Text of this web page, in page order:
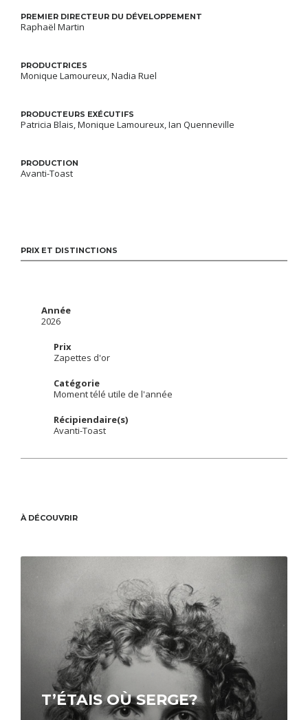
PREMIER DIRECTEUR DU DÉVELOPPEMENT
Raphaël Martin
PRODUCTRICES
Monique Lamoureux, Nadia Ruel
PRODUCTEURS EXÉCUTIFS
Patricia Blais, Monique Lamoureux, Ian Quenneville
PRODUCTION
Avanti-Toast
PRIX ET DISTINCTIONS
Année
2026
Prix
Zapettes d'or
Catégorie
Moment télé utile de l'année
Récipiendaire(s)
Avanti-Toast
À DÉCOUVRIR
T’ÉTAIS OÙ SERGE?